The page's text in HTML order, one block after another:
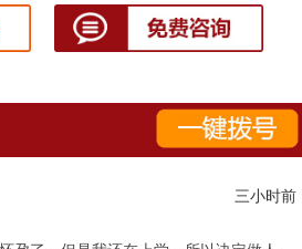
三小时前